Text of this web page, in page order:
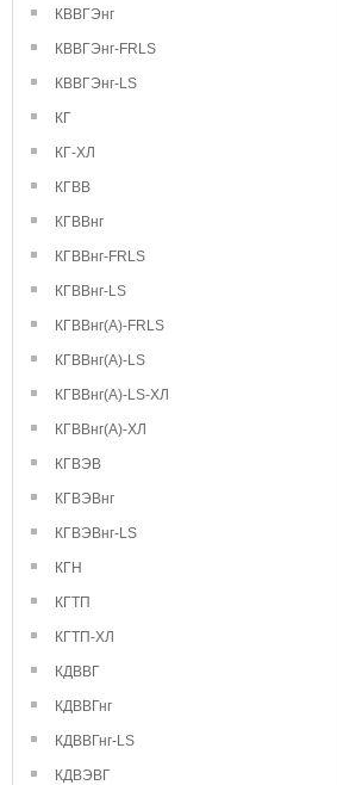
КВВГЭнг
КВВГЭнг-FRLS
КВВГЭнг-LS
КГ
КГ-ХЛ
КГВВ
КГВВнг
КГВВнг-FRLS
КГВВнг-LS
КГВВнг(А)-FRLS
КГВВнг(А)-LS
КГВВнг(А)-LS-ХЛ
КГВВнг(А)-ХЛ
КГВЭВ
КГВЭВнг
КГВЭВнг-LS
КГН
КГТП
КГТП-ХЛ
КДВВГ
КДВВГнг
КДВВГнг-LS
КДВЭВГ